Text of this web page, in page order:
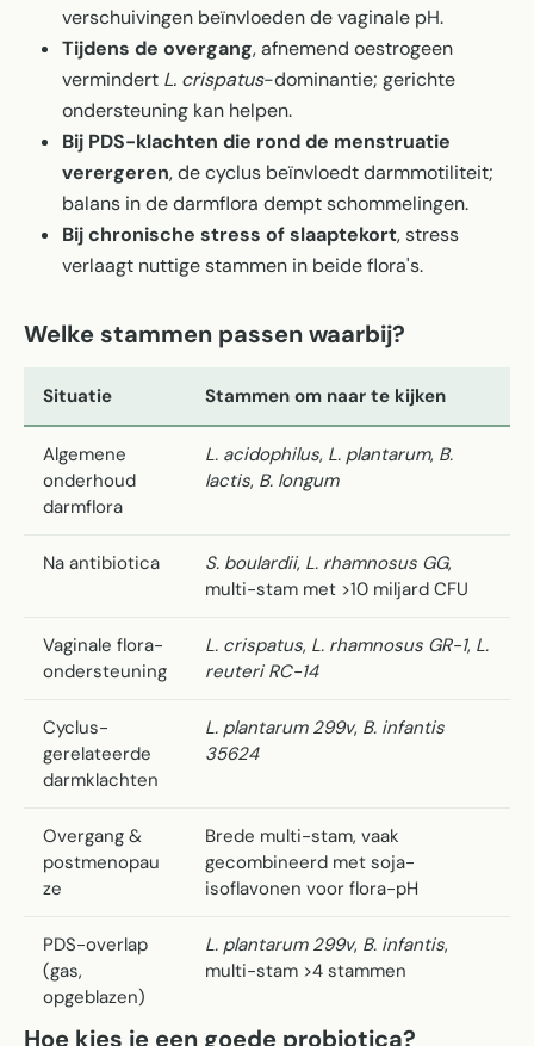
verschuivingen beïnvloeden de vaginale pH.
Tijdens de overgang, afnemend oestrogeen
vermindert L. crispatus-dominantie; gerichte
ondersteuning kan helpen.
Bij PDS-klachten die rond de menstruatie
verergeren, de cyclus beïnvloedt darmmotiliteit;
balans in de darmflora dempt schommelingen.
Bij chronische stress of slaaptekort, stress
verlaagt nuttige stammen in beide flora's.
Welke stammen passen waarbij?
Situatie Stammen om naar te kijken
Algemene
onderhoud
darmflora
L. acidophilus, L. plantarum, B.
lactis, B. longum
Na antibiotica S. boulardii, L. rhamnosus GG,
multi-stam met >10 miljard CFU
Vaginale flora-
ondersteuning
L. crispatus, L. rhamnosus GR-1, L.
reuteri RC-14
Cyclus-
gerelateerde
darmklachten
L. plantarum 299v, B. infantis
35624
Overgang &
postmenopau
ze
Brede multi-stam, vaak
gecombineerd met soja-
isoflavonen voor flora-pH
PDS-overlap
(gas,
opgeblazen)
L. plantarum 299v, B. infantis,
multi-stam >4 stammen
Hoe kies je een goede probiotica?